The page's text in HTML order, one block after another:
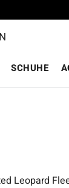
SCHUHE